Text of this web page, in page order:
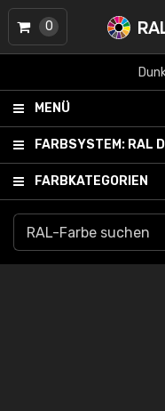
MENÜ
FARBSYSTEM: RAL
FARBKATEGORIEN
0